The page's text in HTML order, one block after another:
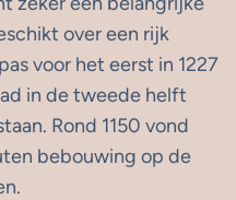
over een rijk
voor het eerst in 1227
in de tweede helft
Rond 1150 vond
bebouwing op de